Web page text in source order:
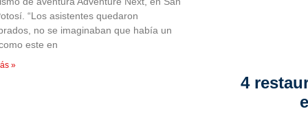
“Los asistentes quedaron
no se imaginaban que había un
este en
»
4